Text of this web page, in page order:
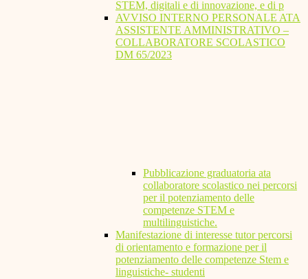
STEM, digitali e di innovazione, e di p
AVVISO INTERNO PERSONALE ATA
ASSISTENTE AMMINISTRATIVO –
COLLABORATORE SCOLASTICO
DM 65/2023
Pubblicazione graduatoria ata
collaboratore scolastico nei percorsi
per il potenziamento delle
competenze STEM e
multilinguistiche.
Manifestazione di interesse tutor percorsi
di orientamento e formazione per il
potenziamento delle competenze Stem e
linguistiche- studenti